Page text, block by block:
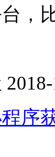
，
序